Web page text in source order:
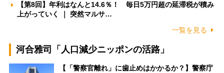
【第8回】年利はなんと14.6％！ 毎日5万円超の延滞税が積み
上がっていく ｜ 突然マルサ…
一覧を見る
河合雅司「人口減少ニッポンの活路」
【「警察官離れ」に歯止めはかかるか？】警察庁